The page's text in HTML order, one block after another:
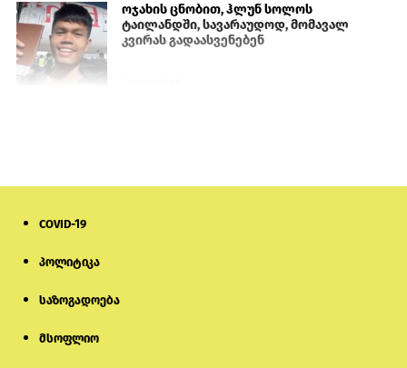
ოჯახის ცნობით, ჰლუნ სოლოს
ტაილანდში, სავარაუდოდ, მომავალ
კვირას გადაასვენებენ
COVID-19
პოლიტიკა
საზოგადოება
მსოფლიო